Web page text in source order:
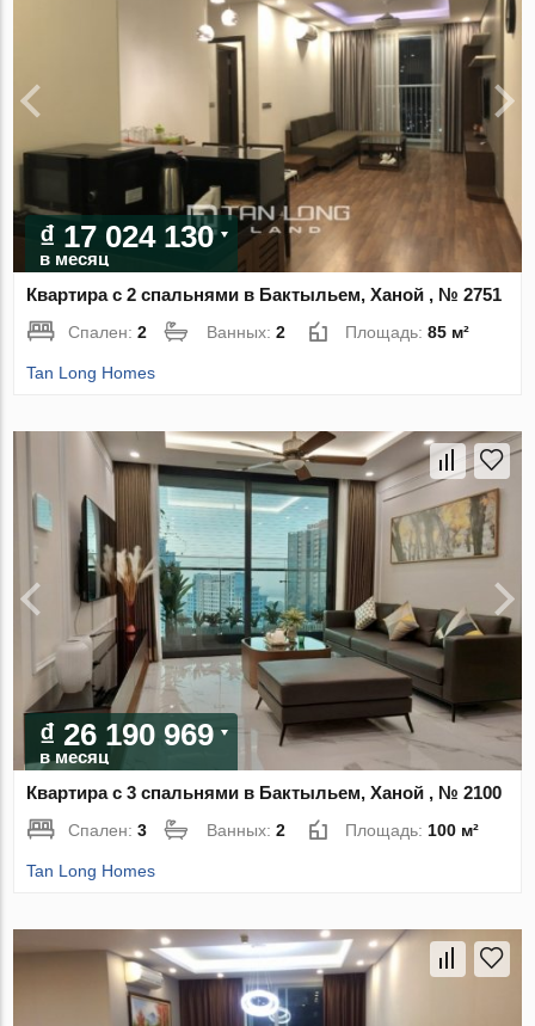
₫ 17 024 130
в месяц
Квартира с 2 спальнями в Бактыльем, Ханой , № 2751
Спален:2 Ванных:2 Площадь:85 м²
Tan Long Homes
₫ 26 190 969
в месяц
Квартира с 3 спальнями в Бактыльем, Ханой , № 2100
Спален:3 Ванных:2 Площадь: 100 м²
Tan Long Homes